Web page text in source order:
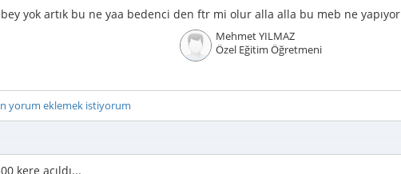
yok artık bu ne yaa bedenci den ftr mi olur alla alla bu meb ne yapıyor
Mehmet YILMAZ
Özel Eğitim Öğretmeni
yorum eklemek istiyorum
kere açıldı...